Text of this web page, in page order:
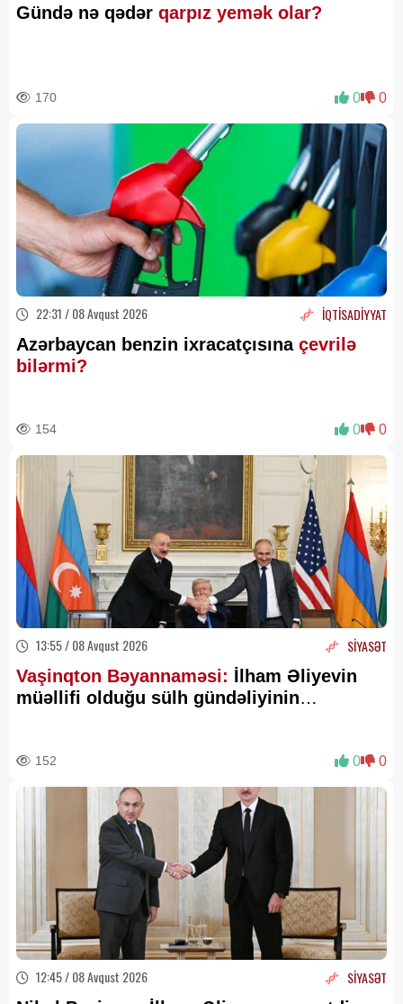
Gündə nə qədər qarpız yemək olar?
170 0 0
22:31 / 08 Avqust 2026 İQTİSADİYYAT
Azərbaycan benzin ixracatçısınaçevrilə
bilərmi?
154 0 0
13:55 / 08 Avqust 2026 SİYASƏT
Vaşinqton Bəyannaməsi: İlham Əliyevin
müəllifi olduğu sülh gündəliyinin
152 0 0
12:45 / 08 Avqust 2026 SİYASƏT